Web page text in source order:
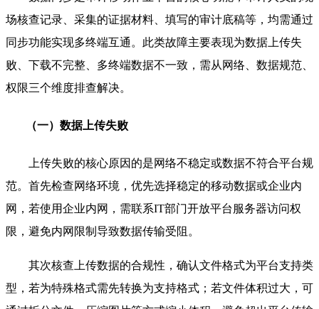
场核查记录、采集的证据材料、填写的审计底稿等，均需通过
同步功能实现多终端互通。此类故障主要表现为数据上传失
败、下载不完整、多终端数据不一致，需从网络、数据规范、
权限三个维度排查解决。
（一）数据上传失败
上传失败的核心原因的是网络不稳定或数据不符合平台规
范。首先检查网络环境，优先选择稳定的移动数据或企业内
网，若使用企业内网，需联系IT部门开放平台服务器访问权
限，避免内网限制导致数据传输受阻。
其次核查上传数据的合规性，确认文件格式为平台支持类
型，若为特殊格式需先转换为支持格式；若文件体积过大，可